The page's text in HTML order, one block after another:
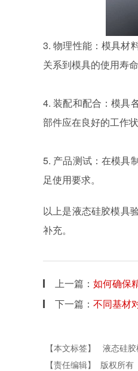
3. 物理性能：模具材
关系到模具的使用寿
4. 装配和配合：模具
部件应在良好的工作
5. 产品测试：在模具
足使用要求。
以上是液态硅胶模具
补充。
上一篇： 如何确保
下一篇： 不同基材
【本文标签】
液态硅
【责任编辑】
版权所有